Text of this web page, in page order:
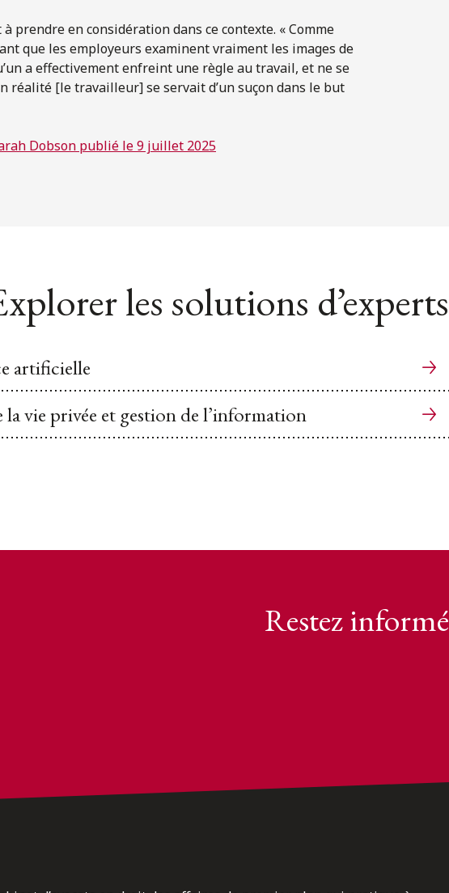
en considération dans ce contexte. « Comme
que les employeurs examinent vraiment les images de
a effectivement enfreint une règle au travail, et ne se
réalité [le travailleur] se servait d’un suçon dans le but
Dobson publié le 9 juillet 2025
les solutions d’experts
artificielle
la vie privée et gestion de l’information
Restez informé